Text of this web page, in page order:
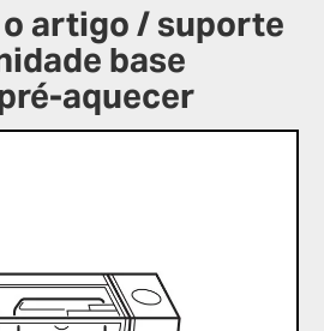
o artigo / suporte
base
aquecer